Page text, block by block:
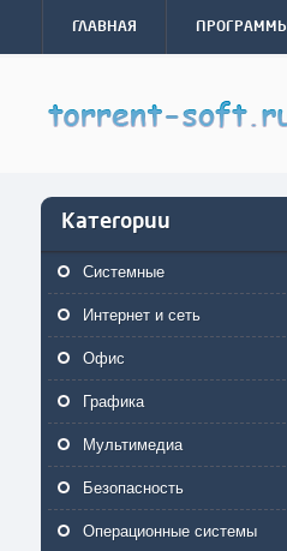
ГЛАВНАЯ ПРОГРАММЫ
Категории
Системные
Интернет и сеть
Офис
Графика
Мультимедиа
Безопасность
Операционные системы